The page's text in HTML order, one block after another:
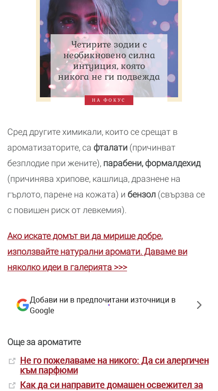
Четирите зодии с
необикновено силна
интуиция, която
никога не ги подвежда
НА ФОКУС
Сред другите химикали, които се срещат в
ароматизаторите, са фталати (причинват
безплодие при жените), парабени, формалдехид
(причинява хрипове, кашлица, дразнене на
гърлото, парене на кожата) и бензол (свързва се
с повишен риск от левкемия).
Ако искате домът ви да мирише добре,
използвайте натурални аромати. Даваме ви
няколко идеи в галерията >>>
Добави ни в предпочитани източници в
Google
Още за ароматите
Не го пожелаваме на никого: Да си алергичен
към парфюми
Как да си направите домашен освежител за